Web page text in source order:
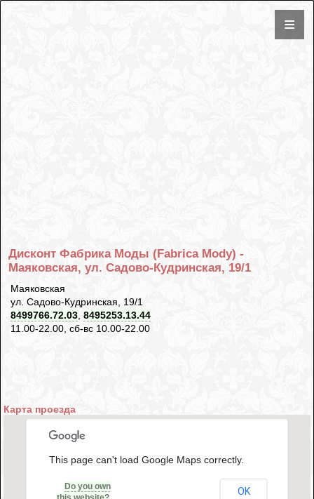
Дисконт Фабрика Моды (Fabrica Mody) -
Маяковская, ул. Садово-Кудринская, 19/1
Маяковская
ул. Садово-Кудринская, 19/1
8499766.72.03, 8495253.13.44
11.00-22.00, сб-вс 10.00-22.00
Карта проезда
This page can't load Google Maps correctly.
Do you own
OK